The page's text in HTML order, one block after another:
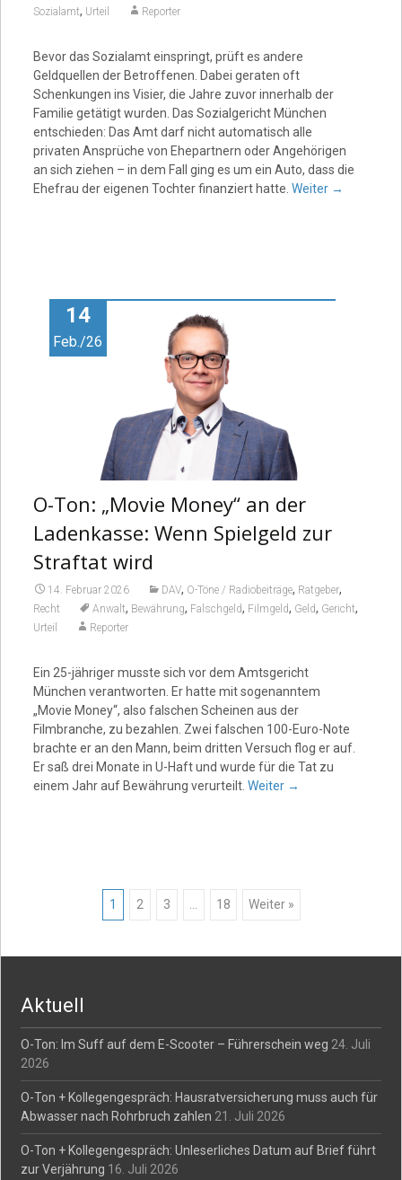
Sozialamt, Urteil Reporter
Bevor das Sozialamt einspringt, prüft es andere
Geldquellen der Betroffenen. Dabei geraten oft
Schenkungen ins Visier, die Jahre zuvor innerhalb der
Familie getätigt wurden. Das Sozialgericht München
entschieden: Das Amt darf nicht automatisch alle
privaten Ansprüche von Ehepartnern oder Angehörigen
an sich ziehen – in dem Fall ging es um ein Auto, dass die
Ehefrau der eigenen Tochter finanziert hatte. Weiter →
14
Feb./26
O-Ton: „Movie Money“ an der
Ladenkasse: Wenn Spielgeld zur
Straftat wird
14. Februar 2026 DAV, O-Töne / Radiobeiträge, Ratgeber,
Recht Anwalt, Bewährung, Falschgeld, Filmgeld, Geld, Gericht,
Urteil Reporter
Ein 25-jähriger musste sich vor dem Amtsgericht
München verantworten. Er hatte mit sogenanntem
„Movie Money“, also falschen Scheinen aus der
Filmbranche, zu bezahlen. Zwei falschen 100-Euro-Note
brachte er an den Mann, beim dritten Versuch flog er auf.
Er saß drei Monate in U-Haft und wurde für die Tat zu
einem Jahr auf Bewährung verurteilt. Weiter →
Posts
navigation
1 2 3 18 Weiter »
Aktuell
O-Ton: Im Suff auf dem E-Scooter – Führerschein weg 24. Juli
2026
O-Ton + Kollegengespräch: Hausratversicherung muss auch für
Abwasser nach Rohrbruch zahlen 21. Juli 2026
O-Ton + Kollegengespräch: Unleserliches Datum auf Brief führt
zur Verjährung 16. Juli 2026